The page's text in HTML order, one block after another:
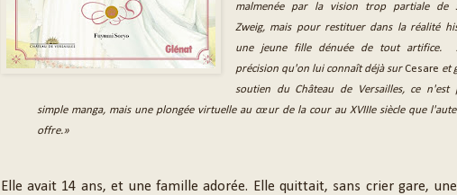
malmenée par la vision trop partiale de
Zweig, mais pour restituer dans la réalité
une jeune fille dénuée de tout artifice.
précision qu'on lui connaît déjà sur Cesare et
soutien du Château de Versailles, ce n'est
simple manga, mais une plongée virtuelle au cœur de la cour au XVIIIe siècle que
offre.»
Elle avait 14 ans, et une famille adorée. Elle quittait, sans crier gare,